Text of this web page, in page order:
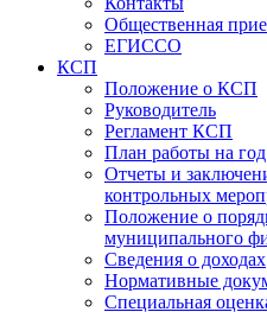
Общественная
ЕГИССО
КСП
Положение о КСП
Руководитель
Регламент КСП
План работы на год
Отчеты и
контрольных
Положение о
муниципального
Сведения о доходах
Нормативные
Специальная